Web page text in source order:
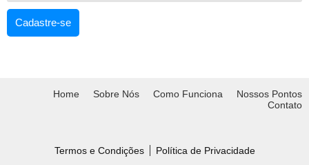
Cadastre-se
Termos e Condições Política de Privacidade
Home Sobre Nós Como Funciona
Nossos Pontos
Contato